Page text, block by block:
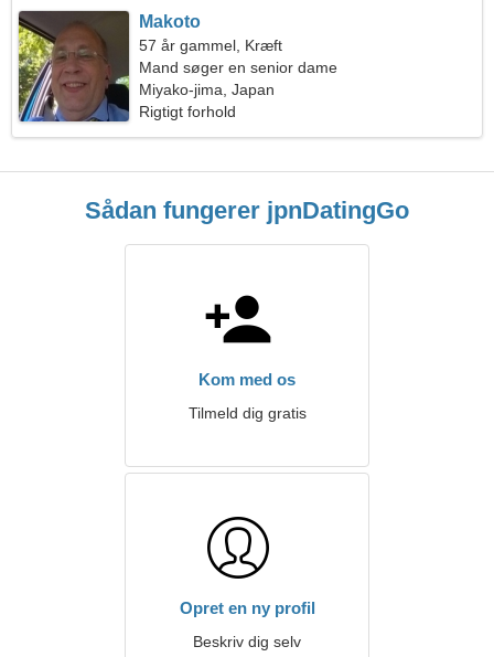
Makoto
57 år gammel, Kræft
Mand søger en senior dame
Miyako-jima, Japan
Rigtigt forhold
Sådan fungerer jpnDatingGo
Kom med os
Tilmeld dig gratis
Opret en ny profil
Beskriv dig selv